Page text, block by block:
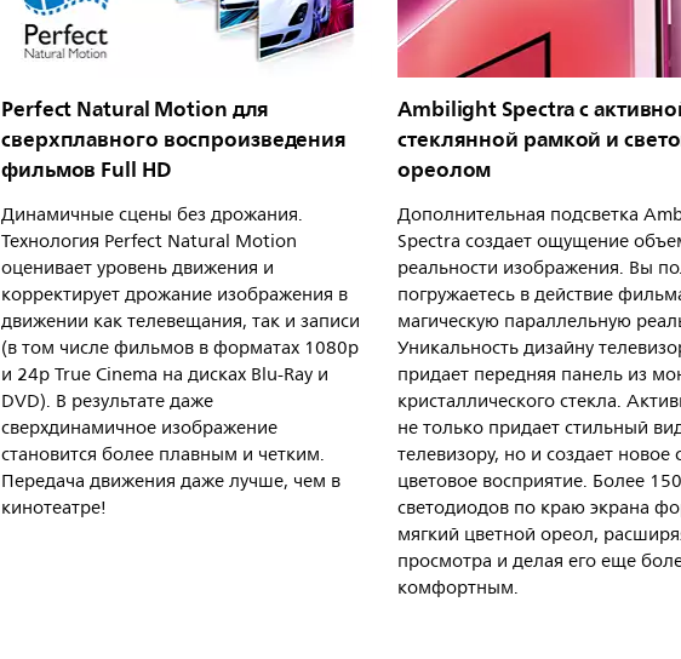
Perfect Natural Motion для
сверхплавного воспроизведения
фильмов Full HD
Динамичные сцены без дрожания.
Технология Perfect Natural Motion
оценивает уровень движения и
корректирует дрожание изображения в
движении как телевещания, так и записи
(в том числе фильмов в форматах 1080p
и 24p True Cinema на дисках Blu-Ray и
DVD). В результате даже
сверхдинамичное изображение
становится более плавным и четким.
Передача движения даже лучше, чем в
кинотеатре!
Ambilight Spectra с
стеклянной рамкой и
ореолом
Дополнительная подсветка
Spectra создает ощущение
реальности изображения. Вы
погружаетесь в действие
магическую параллельную
Уникальность дизайну
придает передняя панель из
кристаллического стекла.
не только придает стильный
телевизору, но и создает новое
цветовое восприятие. Более 150
светодиодов по краю экрана
мягкий цветной ореол,
просмотра и делая его еще
комфортным.